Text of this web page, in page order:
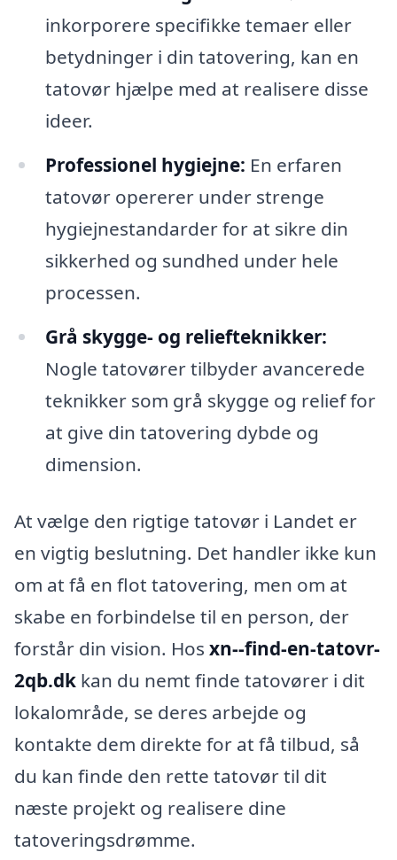
inkorporere specifikke temaer eller
betydninger i din tatovering, kan en
tatovør hjælpe med at realisere disse
ideer.
Professionel hygiejne: En erfaren
tatovør opererer under strenge
hygiejnestandarder for at sikre din
sikkerhed og sundhed under hele
processen.
Grå skygge- og reliefteknikker:
Nogle tatovører tilbyder avancerede
teknikker som grå skygge og relief for
at give din tatovering dybde og
dimension.
At vælge den rigtige tatovør i Landet er
en vigtig beslutning. Det handler ikke kun
om at få en flot tatovering, men om at
skabe en forbindelse til en person, der
forstår din vision. Hos xn--find-en-tatovr-
2qb.dk kan du nemt finde tatovører i dit
lokalområde, se deres arbejde og
kontakte dem direkte for at få tilbud, så
du kan finde den rette tatovør til dit
næste projekt og realisere dine
tatoveringsdrømme.